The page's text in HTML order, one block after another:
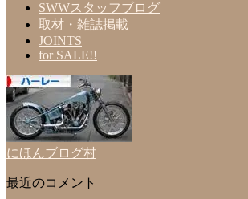
SWWスタッフブログ
取材・雑誌掲載
JOINTS
for SALE!!
にほんブログ村
最近のコメント